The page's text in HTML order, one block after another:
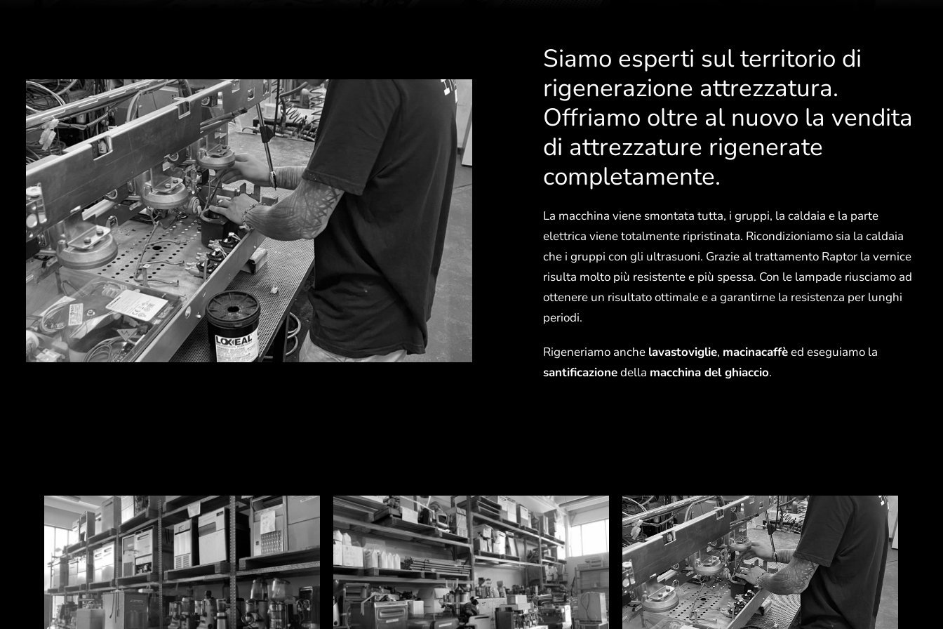
Siamo esperti sul territorio di
rigenerazione attrezzatura.
Offriamo oltre al nuovo la vendita
di attrezzature rigenerate
completamente.
La macchina viene smontata tutta, i gruppi, la caldaia e la parte
elettrica viene totalmente ripristinata. Ricondizioniamo sia la caldaia
che i gruppi con gli ultrasuoni. Grazie al trattamento Raptor la vernice
risulta molto più resistente e più spessa. Con le lampade riusciamo ad
ottenere un risultato ottimale e a garantirne la resistenza per lunghi
periodi.
Rigeneriamo anche lavastoviglie, macinacaffèed eseguiamo la
santificazionedella macchina del ghiaccio.